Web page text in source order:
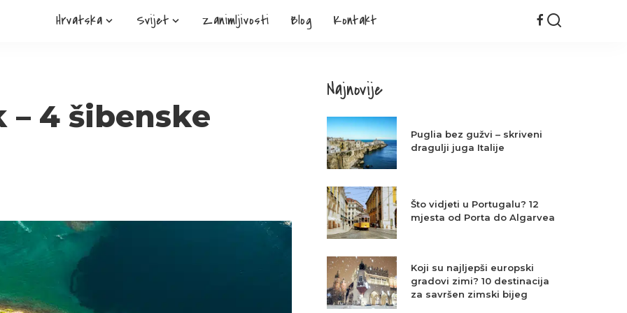
Hrvatska Svijet Zanimljivosti Blog Kontakt
– 4 šibenske
Najnovije
Puglia bez gužvi – skriveni
dragulji juga Italije
Što vidjeti u Portugalu? 12
mjesta od Porta do Algarvea
Koji su najljepši europski
gradovi zimi? 10 destinacija
za savršen zimski bijeg